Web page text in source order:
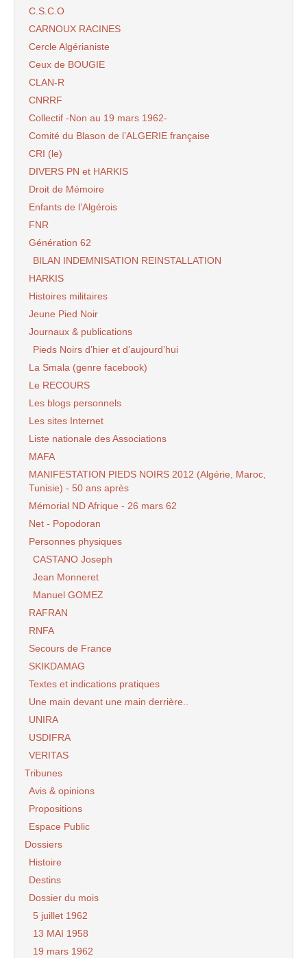
C.S.C.O
CARNOUX RACINES
Cercle Algérianiste
Ceux de BOUGIE
CLAN-R
CNRRF
Collectif -Non au 19 mars 1962-
Comité du Blason de l’ALGERIE française
CRI (le)
DIVERS PN et HARKIS
Droit de Mémoire
Enfants de l’Algérois
FNR
Génération 62
BILAN INDEMNISATION REINSTALLATION
HARKIS
Histoires militaires
Jeune Pied Noir
Journaux & publications
Pieds Noirs d’hier et d’aujourd’hui
La Smala (genre facebook)
Le RECOURS
Les blogs personnels
Les sites Internet
Liste nationale des Associations
MAFA
MANIFESTATION PIEDS NOIRS 2012 (Algérie, Maroc,
Tunisie) - 50 ans après
Mémorial ND Afrique - 26 mars 62
Net - Popodoran
Personnes physiques
CASTANO Joseph
Jean Monneret
Manuel GOMEZ
RAFRAN
RNFA
Secours de France
SKIKDAMAG
Textes et indications pratiques
Une main devant une main derrière..
UNIRA
USDIFRA
VERITAS
Tribunes
Avis & opinions
Propositions
Espace Public
Dossiers
Histoire
Destins
Dossier du mois
5 juillet 1962
13 MAI 1958
19 mars 1962